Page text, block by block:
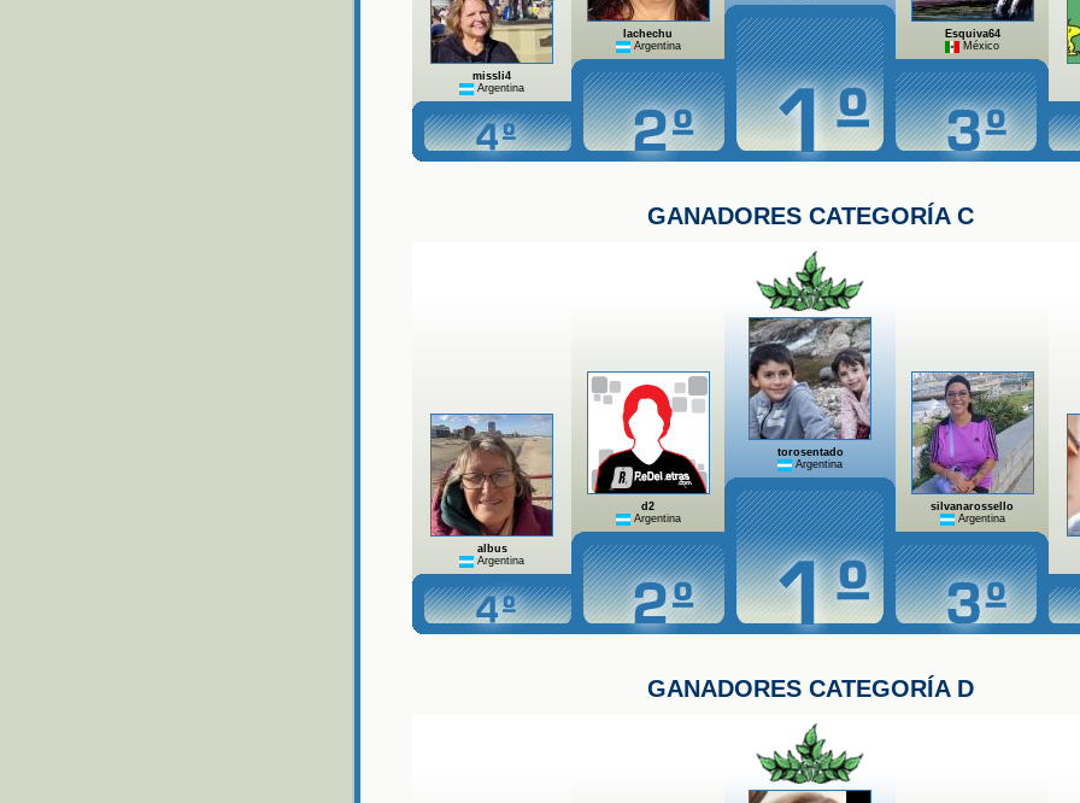
missli4
Argentina
lachechu
Argentina
Esquiva64
México
GANADORES CATEGORÍA C
albus
Argentina
d2
Argentina
torosentado
Argentina
silvanarossello
Argentina
GANADORES CATEGORÍA D